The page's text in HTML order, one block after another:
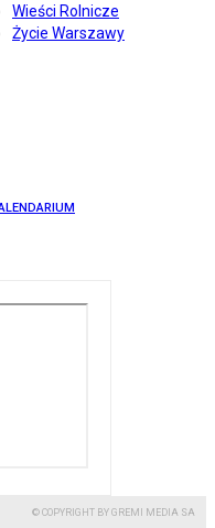
Wieści Rolnicze
Życie Warszawy
© COPYRIGHT BY GREMI MEDIA SA